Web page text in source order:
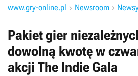
www.gry-online.pl  Newsroom 
Pakiet gier
dowolną kwotę w
akcji The Indie Gala